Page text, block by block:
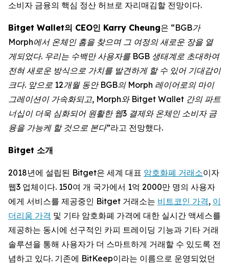
소비자 금융의 핵심 정산 허브로 자리매김할 전망이다.
Bitget Wallet의 CEO인 Karry Cheung은 “BGB가
Morph에서 온체인 홈을 찾으며 그 여정의 새로운 장을 열
게되었다. 우리는 수백만 사용자를 BGB 생태계로 초대하여
전혀 새로운 방식으로 가치를 발견하게 할 수 있어 기대감이
크다. 앞으로 12개월 동안 BGB의 Morph 레이어로의 마이
그레이션이 가속화되고, Morph와 Bitget Wallet 간의 파트
너십이 더욱 심화되어 원활한 웹3 결제와 온체인 소비자 금
융을 가능케 할 것으로 본다”라고 전망했다.
Bitget 소개
2018년에 설립된 Bitget은 세계 대표 암호화폐 거래소이자
웹3 업체이다. 150여 개 국가에서 1억 2000만 명의 사용자
에게 서비스를 제공중인 Bitget 거래소는 비트코인 가격, 이
더리움 가격 및 기타 암호화폐 가격에 대한 실시간 액세스를
제공하는 동시에 선구적인 카피 트레이딩 기능과 기타 거래
솔루션을 통해 사용자가 더 스마트하게 거래할 수 있도록 전
념하고 있다. 기존에 BitKeep이라는 이름으로 운영되었던